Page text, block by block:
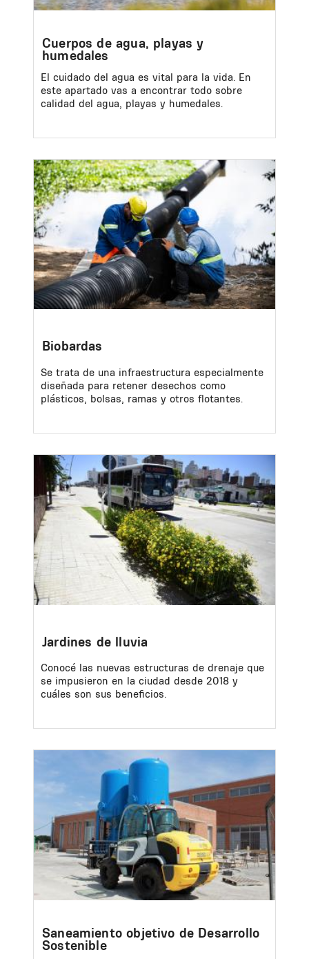
Cuerpos de agua, playas y
humedales
El cuidado del agua es vital para la vida. En
este apartado vas a encontrar todo sobre
calidad del agua, playas y humedales.
Image
Biobardas
Se trata de una infraestructura especialmente
diseñada para retener desechos como
plásticos, bolsas, ramas y otros flotantes.
Image
Jardines de lluvia
Conocé las nuevas estructuras de drenaje que
se impusieron en la ciudad desde 2018 y
cuáles son sus beneficios.
Saneamiento objetivo de Desarrollo
Sostenible